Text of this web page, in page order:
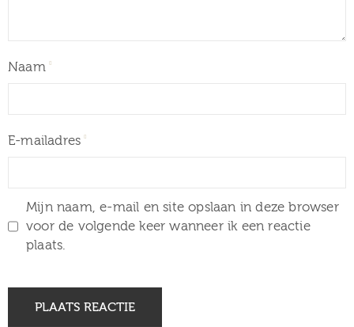
Naam
E-mailadres
Mijn naam, e-mail en site opslaan in deze browser
voor de volgende keer wanneer ik een reactie
plaats.